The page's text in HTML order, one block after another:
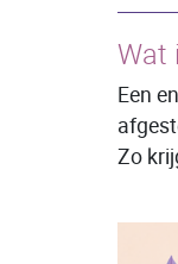
Wat
Een
Zo